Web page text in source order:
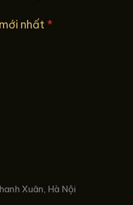
nhất *
Xuân, Hà Nội